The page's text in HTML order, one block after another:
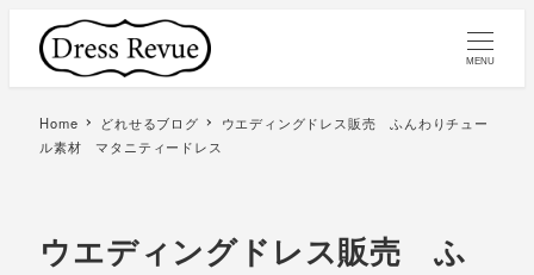
MENU
Home どれせるブログ
ウエディングドレス販売 ふんわりチュー
ル素材 マタニティードレス
ウエディングドレス販売 ふ